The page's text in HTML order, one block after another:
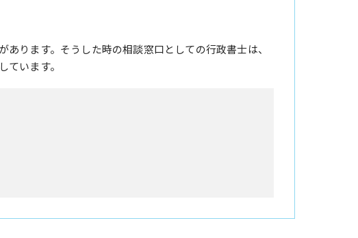
ります。そうした時の相談窓口としての行政書士は、
います。